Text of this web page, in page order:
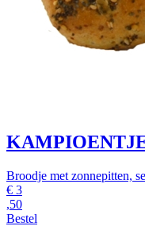
Broodje met zonnepitten,
€ 3
,50
Bestel